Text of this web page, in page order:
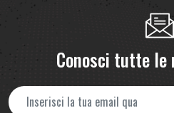
Conosci tutte le